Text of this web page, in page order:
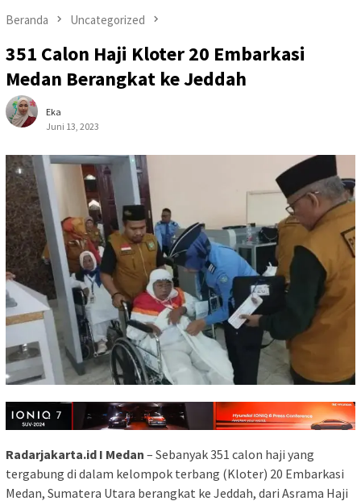
Beranda Uncategorized
351 Calon Haji Kloter 20 Embarkasi
Medan Berangkat ke Jeddah
Eka
Juni 13, 2023
Radarjakarta.id I Medan – Sebanyak 351 calon haji yang
tergabung di dalam kelompok terbang (Kloter) 20 Embarkasi
Medan, Sumatera Utara berangkat ke Jeddah, dari Asrama Haji